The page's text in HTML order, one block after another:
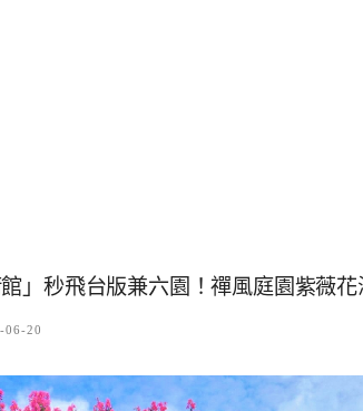
」秒飛台版兼六園！禪風庭園紫薇花
06-20